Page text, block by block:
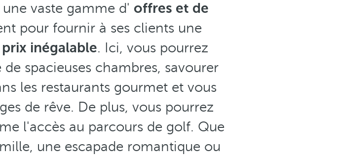
vaste gamme d' offres et de
pour fournir à ses clients une
prix inégalable. Ici, vous pourrez
spacieuses chambres, savourer
les restaurants gourmet et vous
de rêve. De plus, vous pourrez
l'accès au parcours de golf. Que
une escapade romantique ou